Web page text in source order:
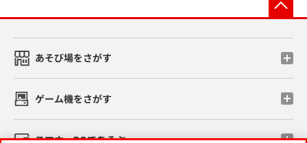
あそび場をさがす
ゲーム機をさがす
スマホ・PCであそぶ